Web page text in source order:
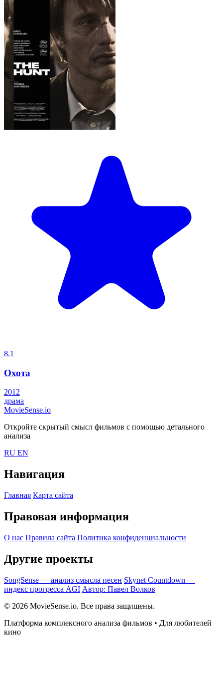
8.1
Охота
2012
драма
MovieSense.io
Откройте скрытый смысл фильмов с помощью детального
анализа
RU EN
Навигация
Главная Карта сайта
Правовая информация
О нас Правила сайта Политика конфиденциальности
Другие проекты
SongSense — анализ смысла песен Skynet Countdown —
индекс прогресса AGI Автор: Павел Волков
© 2026 MovieSense.io. Все права защищены.
Платформа комплексного анализа фильмов • Для любителей
кино